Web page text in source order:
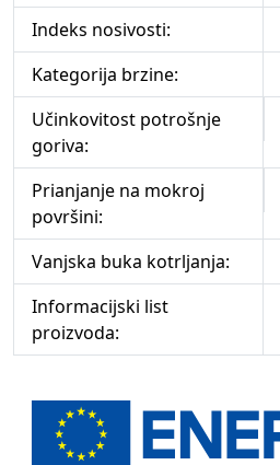
Indeks nosivosti:
Kategorija brzine:
Učinkovitost potrošnje
goriva:
Prianjanje na mokroj
površini:
Vanjska buka kotrljanja:
Informacijski list
proizvoda: